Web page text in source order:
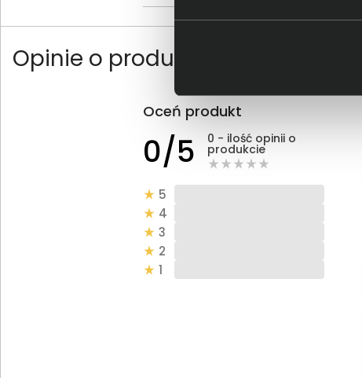
Opinie o produkcie
Oceń produkt
0/5 0 - ilość opinii o
produkcie
5
4
3
2
1